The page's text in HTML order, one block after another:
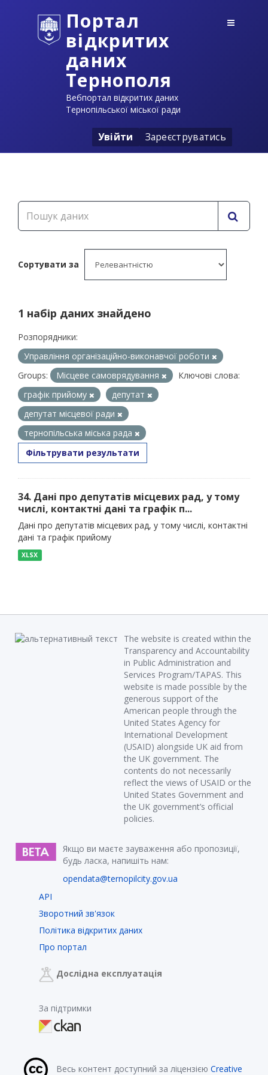
Портал
відкритих
даних
Тернополя
Вебпортал відкритих даних
Тернопільської міської ради
Увійти Зареєструватись
Сортувати за
1 набір даних знайдено
Розпорядники:
Управління організаційно-виконавчої роботи
Groups:
Місцеве самоврядування
Ключові слова:
графік прийому
депутат
депутат місцевої ради
тернопільська міська рада
Фільтрувати результати
34. Дані про депутатів місцевих рад, у тому
числі, контактні дані та графік п...
Дані про депутатів місцевих рад, у тому числі, контактні
дані та графік прийому
XLSX
The website is created within the
Transparency and Accountability
in Public Administration and
Services Program/TAPAS. This
website is made possible by the
generous support of the
American people through the
United States Agency for
International Development
(USAID) alongside UK aid from
the UK government. The
contents do not necessarily
reflect the views of USAID or the
United States Government and
the UK government’s official
policies.
Якщо ви маєте зауваження або пропозиції,
будь ласка, напишіть нам:
opendata@ternopilcity.gov.ua
API
Зворотний зв'язок
Політика відкритих даних
Про портал
Дослідна експлуатація
За підтримки
Весь контент доступний за ліцензією Creative